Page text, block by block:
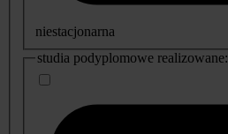
niestacjonarna
studia podyplomowe realizowane: